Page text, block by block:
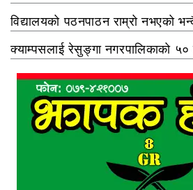
विद्यालयको पठनपाठन राम्रो नभएको
क्याम्पसलाई रेसुङ्गा नगरपालिकाको